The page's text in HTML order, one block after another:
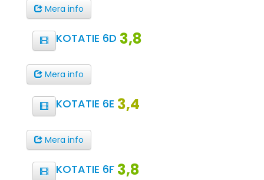
Mera info
KOTATIE 6D 3,8
Mera info
KOTATIE 6E 3,4
Mera info
KOTATIE 6F 3,8